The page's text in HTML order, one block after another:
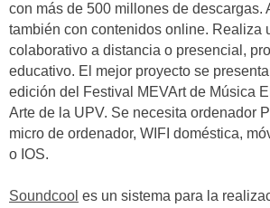
con más de 500 millones de descargas.
también con contenidos online. Realiza
colaborativo a distancia o presencial,
educativo. El mejor proyecto se
edición del Festival MEVArt de Música
Arte de la UPV. Se necesita ordenador
micro de ordenador, WIFI doméstica,
o IOS.
Soundcool es un sistema para la